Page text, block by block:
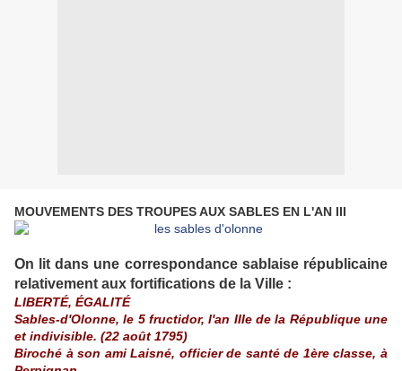
MOUVEMENTS DES TROUPES AUX SABLES EN L'AN III
On lit dans une correspondance sablaise républicaine
relativement aux fortifications de la Ville :
LIBERTÉ, ÉGALITÉ
Sables-d'Olonne, le 5 fructidor, l'an IIIe de la République une
et indivisible. (22 août 1795)
Biroché à son ami Laisné, officier de santé de 1ère classe, à